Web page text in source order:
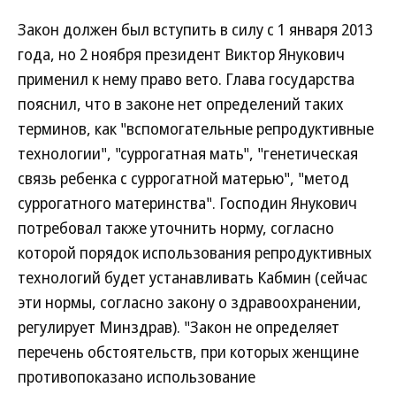
Закон должен был вступить в силу с 1 января 2013
года, но 2 ноября президент Виктор Янукович
применил к нему право вето. Глава государства
пояснил, что в законе нет определений таких
терминов, как "вспомогательные репродуктивные
технологии", "суррогатная мать", "генетическая
связь ребенка с суррогатной матерью", "метод
суррогатного материнства". Господин Янукович
потребовал также уточнить норму, согласно
которой порядок использования репродуктивных
технологий будет устанавливать Кабмин (сейчас
эти нормы, согласно закону о здравоохранении,
регулирует Минздрав). "Закон не определяет
перечень обстоятельств, при которых женщине
противопоказано использование